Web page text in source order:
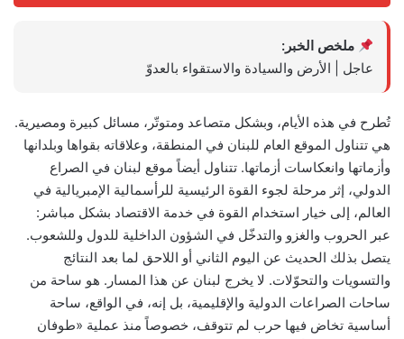
ملخص الخبر:
عاجل | الأرض والسيادة والاستقواء بالعدوّ
تُطرح في هذه الأيام، وبشكل متصاعد ومتوتّر، مسائل كبيرة ومصيرية.
هي تتناول الموقع العام للبنان في المنطقة، وعلاقاته بقواها وبلدانها
وأزماتها وانعكاسات أزماتها. تتناول أيضاً موقع لبنان في الصراع
الدولي، إثر مرحلة لجوء القوة الرئيسية للرأسمالية الإمبريالية في
العالم، إلى خيار استخدام القوة في خدمة الاقتصاد بشكل مباشر:
عبر الحروب والغزو والتدخّل في الشؤون الداخلية للدول وللشعوب.
يتصل بذلك الحديث عن اليوم الثاني أو اللاحق لما بعد النتائج
والتسويات والتحوّلات. لا يخرج لبنان عن هذا المسار. هو ساحة من
ساحات الصراعات الدولية والإقليمية، بل إنه، في الواقع، ساحة
أساسية تخاض فيها حرب لم تتوقف، خصوصاً منذ عملية «طوفان